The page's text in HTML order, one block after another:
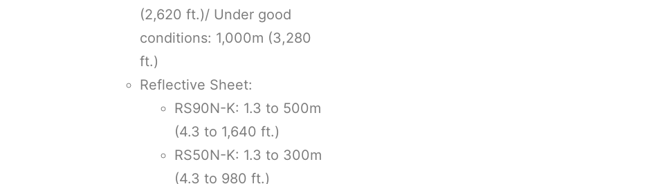
(2,620 ft.)/ Under good
conditions: 1,000m (3,280
ft.)
Reflective Sheet:
RS90N-K: 1.3 to 500m
(4.3 to 1,640 ft.)
RS50N-K: 1.3 to 300m
(4.3 to 980 ft.)